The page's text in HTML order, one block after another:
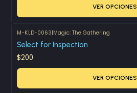
VER OPCIONES
M-KLD-0063|Magic: The Gathering
Select for Inspection
$200
VER OPCIONES